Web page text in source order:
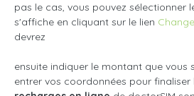
pas le cas, vous pouvez sélectionner
s'affiche en cliquant sur le lien
devrez
ensuite indiquer le montant que vous
entrer vos coordonnées pour finaliser